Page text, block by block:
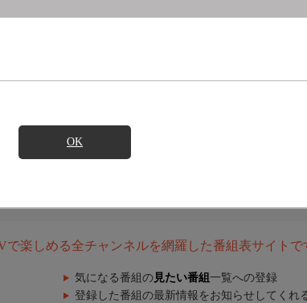
OK
で楽しめる全チャンネルを網羅した番組表サイトで
気になる番組の 見たい番組 一覧への登録
登録した番組の最新情報をお知らせしてくれ